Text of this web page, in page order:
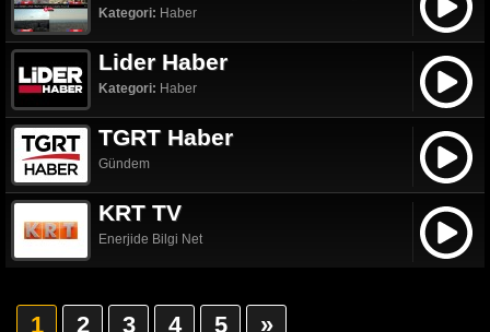
Kategori: Haber
Lider Haber
Kategori: Haber
TGRT Haber
Gündem
KRT TV
Enerjide Bilgi Net
1 2 3 4 5 »